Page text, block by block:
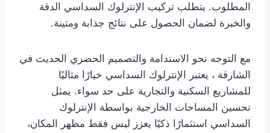
المطلوب. يتطلب تركيب الإنترلوك السداسي الدقة
والخبرة لضمان الحصول على نتائج جذابة ومتينة.
مع التوجه نحو الاستدامة والتصميم الحضري الحديث في
الشارقة ، يعتبر الإنترلوك السداسي خيارًا مثاليًا
للمشاريع السكنية والتجارية على حد سواء. يمثل
تحسين المساحات الخارجية بواسطة الإنترلوك
السداسي استثمارًا ذكيًا يعزز ليس فقط مظهر المكان،